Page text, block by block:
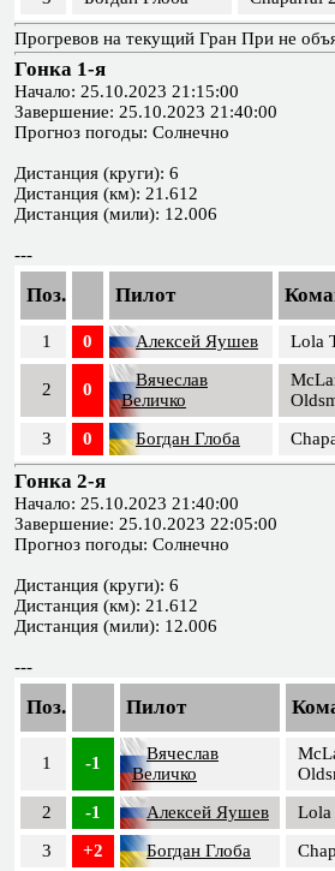
Прогревов на текущий Гран При не
Гонка 1-я
Начало: 25.10.2023 21:15:00
Завершение: 25.10.2023 21:40:00
Прогноз погоды: Солнечно
Дистанция (круги): 6
Дистанция (км): 21.612
Дистанция (мили): 12.006
---
Поз. Пилот
1 0 Алексей Яушев Lola
2 0
Вячеслав
Величко
3
0 Богдан Глоба
Гонка 2-я
Начало: 25.10.2023 21:40:00
Завершение: 25.10.2023 22:05:00
Прогноз погоды: Солнечно
Дистанция (круги): 6
Дистанция (км): 21.612
Дистанция (мили): 12.006
---
Поз. Пилот
1 -1
Вячеслав
Величко
2
-1 Алексей Яушев
Lola
3
+2 Богдан Глоба